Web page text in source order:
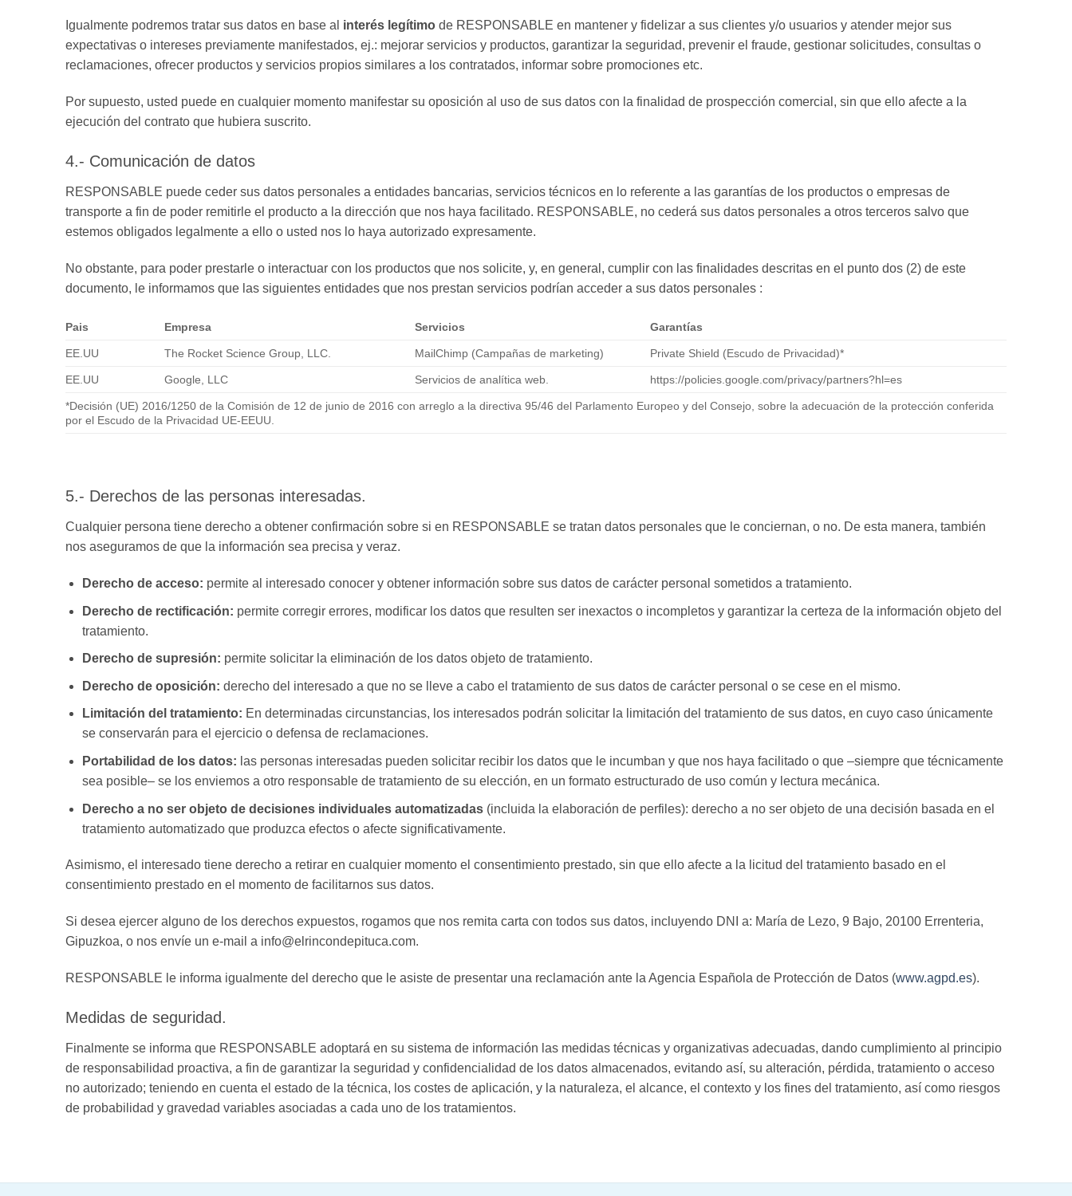
Igualmente podremos tratar sus datos en base al interés legítimo de RESPONSABLE en mantener y fidelizar a sus clientes y/o usuarios y atender mejor sus
expectativas o intereses previamente manifestados, ej.: mejorar servicios y productos, garantizar la seguridad, prevenir el fraude, gestionar solicitudes, consultas o
reclamaciones, ofrecer productos y servicios propios similares a los contratados, informar sobre promociones etc.
Por supuesto, usted puede en cualquier momento manifestar su oposición al uso de sus datos con la finalidad de prospección comercial, sin que ello afecte a la
ejecución del contrato que hubiera suscrito.
4.- Comunicación de datos
RESPONSABLE puede ceder sus datos personales a entidades bancarias, servicios técnicos en lo referente a las garantías de los productos o empresas de
transporte a fin de poder remitirle el producto a la dirección que nos haya facilitado. RESPONSABLE, no cederá sus datos personales a otros terceros salvo que
estemos obligados legalmente a ello o usted nos lo haya autorizado expresamente.
No obstante, para poder prestarle o interactuar con los productos que nos solicite, y, en general, cumplir con las finalidades descritas en el punto dos (2) de este
documento, le informamos que las siguientes entidades que nos prestan servicios podrían acceder a sus datos personales :
Pais Empresa Servicios Garantías
EE.UU The Rocket Science Group, LLC. MailChimp (Campañas de marketing) Private Shield (Escudo de Privacidad)*
EE.UU Google, LLC Servicios de analítica web. https://policies.google.com/privacy/partners?hl=es
*Decisión (UE) 2016/1250 de la Comisión de 12 de junio de 2016 con arreglo a la directiva 95/46 del Parlamento Europeo y del Consejo, sobre la adecuación de la protección conferida
por el Escudo de la Privacidad UE-EEUU.
5.- Derechos de las personas interesadas.
Cualquier persona tiene derecho a obtener confirmación sobre si en RESPONSABLE se tratan datos personales que le conciernan, o no. De esta manera, también
nos aseguramos de que la información sea precisa y veraz.
Derecho de acceso: permite al interesado conocer y obtener información sobre sus datos de carácter personal sometidos a tratamiento.
Derecho de rectificación: permite corregir errores, modificar los datos que resulten ser inexactos o incompletos y garantizar la certeza de la información objeto del
tratamiento.
Derecho de supresión: permite solicitar la eliminación de los datos objeto de tratamiento.
Derecho de oposición: derecho del interesado a que no se lleve a cabo el tratamiento de sus datos de carácter personal o se cese en el mismo.
Limitación del tratamiento: En determinadas circunstancias, los interesados podrán solicitar la limitación del tratamiento de sus datos, en cuyo caso únicamente
se conservarán para el ejercicio o defensa de reclamaciones.
Portabilidad de los datos: las personas interesadas pueden solicitar recibir los datos que le incumban y que nos haya facilitado o que –siempre que técnicamente
sea posible– se los enviemos a otro responsable de tratamiento de su elección, en un formato estructurado de uso común y lectura mecánica.
Derecho a no ser objeto de decisiones individuales automatizadas(incluida la elaboración de perfiles): derecho a no ser objeto de una decisión basada en el
tratamiento automatizado que produzca efectos o afecte significativamente.
Asimismo, el interesado tiene derecho a retirar en cualquier momento el consentimiento prestado, sin que ello afecte a la licitud del tratamiento basado en el
consentimiento prestado en el momento de facilitarnos sus datos.
Si desea ejercer alguno de los derechos expuestos, rogamos que nos remita carta con todos sus datos, incluyendo DNI a: María de Lezo, 9 Bajo, 20100 Errenteria,
Gipuzkoa, o nos envíe un e-mail a info@elrincondepituca.com.
RESPONSABLE le informa igualmente del derecho que le asiste de presentar una reclamación ante la Agencia Española de Protección de Datos (www.agpd.es).
Medidas de seguridad.
Finalmente se informa que RESPONSABLE adoptará en su sistema de información las medidas técnicas y organizativas adecuadas, dando cumplimiento al principio
de responsabilidad proactiva, a fin de garantizar la seguridad y confidencialidad de los datos almacenados, evitando así, su alteración, pérdida, tratamiento o acceso
no autorizado; teniendo en cuenta el estado de la técnica, los costes de aplicación, y la naturaleza, el alcance, el contexto y los fines del tratamiento, así como riesgos
de probabilidad y gravedad variables asociadas a cada uno de los tratamientos.